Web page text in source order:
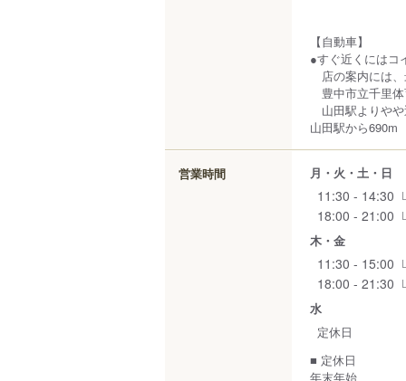
【自動車】
●すぐ近くにはコ
店の案内には
豊中市立千里
山田駅よりや
山田駅から690m
営業時間 月・火・土・日
11:30 - 14:30
18:00 - 21:00
木・金
11:30 - 15:00
18:00 - 21:30
水
定休日
■ 定休日
年末年始